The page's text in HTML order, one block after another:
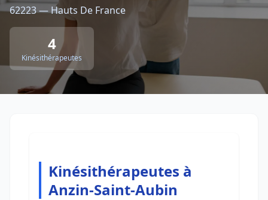
62223 — Hauts De France
4
Kinésithérapeutes
Kinésithérapeutes à
Anzin-Saint-Aubin